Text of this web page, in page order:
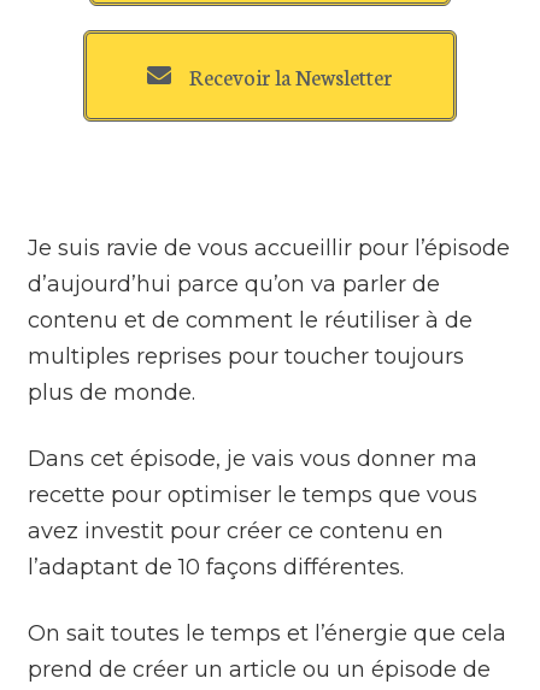
Recevoir la Newsletter
Je suis ravie de vous accueillir pour l’épisode
d’aujourd’hui parce qu’on va parler de
contenu et de comment le réutiliser à de
multiples reprises pour toucher toujours
plus de monde.
Dans cet épisode, je vais vous donner ma
recette pour optimiser le temps que vous
avez investit pour créer ce contenu en
l’adaptant de 10 façons différentes.
On sait toutes le temps et l’énergie que cela
prend de créer un article ou un épisode de